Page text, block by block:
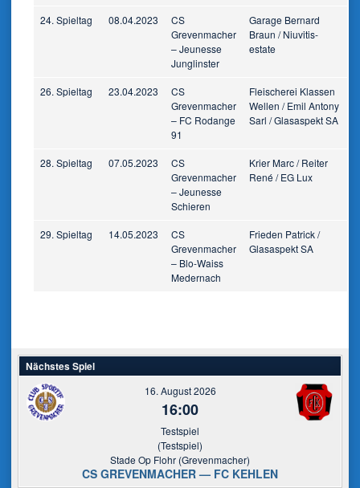
24. Spieltag 08.04.2023
CS
Grevenmacher
– Jeunesse
Junglinster
Garage Bernard
Braun / Niuvitis-
estate
26. Spieltag 23.04.2023
CS
Grevenmacher
– FC Rodange
91
Fleischerei Klassen
Wellen / Emil Antony
Sarl / Glasaspekt SA
28. Spieltag 07.05.2023
CS
Grevenmacher
– Jeunesse
Schieren
Krier Marc / Reiter
René / EG Lux
29. Spieltag 14.05.2023
CS
Grevenmacher
– Blo-Waiss
Medernach
Frieden Patrick /
Glasaspekt SA
Nächstes Spiel
16. August 2026
16:00
Testspiel
(Testspiel)
Stade Op Flohr (Grevenmacher)
CS GREVENMACHER — FC KEHLEN